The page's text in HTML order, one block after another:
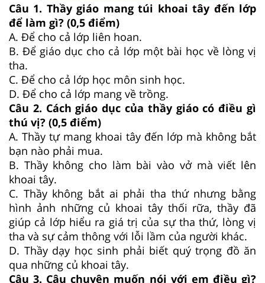
Câu 1. Thầy giáo mang túi khoai tây đến lớp
để làm gì? (0,5 điểm)
A. Để cho cả lớp liên hoan.
B. Để giáo dục cho cả lớp một bài học về lòng vị
tha.
C. Để cho cả lớp học môn sinh học.
D. Để cho cả lớp mang về trồng.
Câu 2. Cách giáo dục của thầy giáo có điều gì
thú vị? (0,5 điểm)
A. Thầy tự mang khoai tây đến lớp mà không bắt
bạn nào phải mua.
B. Thầy không cho làm bài vào vở mà viết lên
khoai tây.
C. Thầy không bắt ai phải tha thứ nhưng bằng
hình ảnh những củ khoai tây thối rữa, thầy đã
giúp cả lớp hiểu ra giá trị của sự tha thứ, lòng vị
tha và sự cảm thông với lỗi lầm của người khác.
D. Thầy dạy học sinh phải biết quý trọng đồ ăn
qua những củ khoai tây.
Câu 3. Câu chuyện muốn nói với em điều gì?